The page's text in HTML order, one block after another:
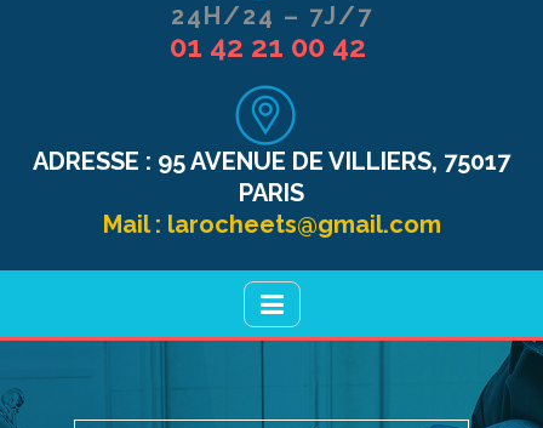
24H/24 – 7J/7
01 42 21 00 42
ADRESSE : 95 AVENUE DE VILLIERS, 75017
PARIS
Mail : larocheets@gmail.com